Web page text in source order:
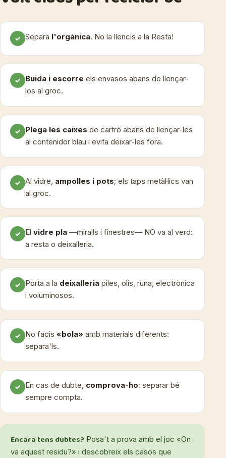
✓ Separa l'orgànica. No la llencis a la Resta!
✓ Buida i escorre els envasos abans de llençar-
los al groc.
✓ Plega les caixes de cartró abans de llençar-les
al contenidor blau i evita deixar-les fora.
✓ Al vidre, ampolles i pots; els taps metàl·lics van
al groc.
✓ Elvidre pla —miralls i finestres— NO va al verd:
a resta o deixalleria.
✓ Porta a la deixalleria piles, olis, runa, electrònica
i voluminosos.
✓ No facis«bola» amb materials diferents:
separa'ls.
✓ En cas de dubte, comprova-ho: separar bé
sempre compta.
Encara tens dubtes?Posa't a prova amb el joc «On
va aquest residu?» i descobreix els casos que